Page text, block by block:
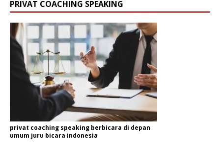
PRIVAT COACHING SPEAKING
privat coaching speaking berbicara di depan
umum juru bicara indonesia